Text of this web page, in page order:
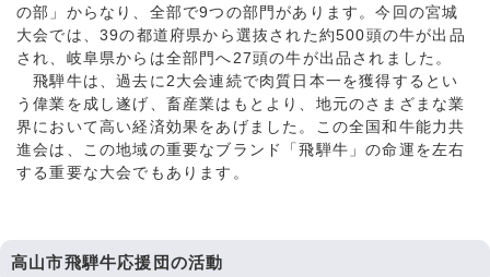
の部」からなり、全部で9つの部門があります。今回の宮城
大会では、39の都道府県から選抜された約500頭の牛が出品
され、岐阜県からは全部門へ27頭の牛が出品されました。
飛騨牛は、過去に2大会連続で肉質日本一を獲得するとい
う偉業を成し遂げ、畜産業はもとより、地元のさまざまな業
界において高い経済効果をあげました。この全国和牛能力共
進会は、この地域の重要なブランド「飛騨牛」の命運を左右
する重要な大会でもあります。
高山市飛騨牛応援団の活動